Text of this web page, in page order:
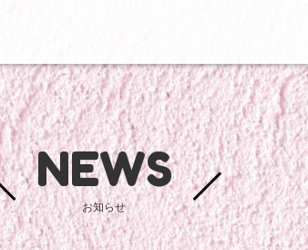
NEWS
お知らせ